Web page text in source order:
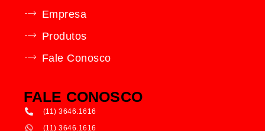
Empresa
Produtos
Fale Conosco
FALE CONOSCO
(11) 3646.1616
(11) 3646.1616